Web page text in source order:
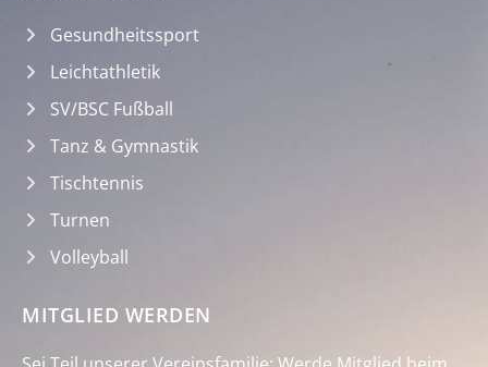
Gesundheitssport
Leichtathletik
SV/BSC Fußball
Tanz & Gymnastik
Tischtennis
Turnen
Volleyball
MITGLIED WERDEN